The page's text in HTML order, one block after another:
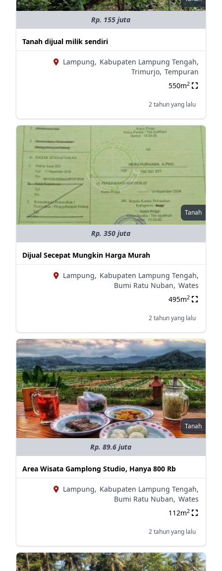
Rp. 155 juta
Tanah dijual milik sendiri
Lampung, Kabupaten Lampung Tengah,
Trimurjo, Tempuran
550m2
2 tahun yang lalu
Tanah
Rp. 350 juta
Dijual Secepat Mungkin Harga Murah
Lampung, Kabupaten Lampung Tengah,
Bumi Ratu Nuban, Wates
495m2
2 tahun yang lalu
Tanah
Rp. 89.6 juta
Area Wisata Gamplong Studio, Hanya 800 Rb
Lampung, Kabupaten Lampung Tengah,
Bumi Ratu Nuban, Wates
112m2
2 tahun yang lalu